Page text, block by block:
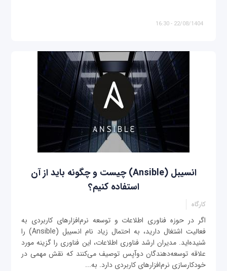
22/08/1404 - 16:30
انسیبل (Ansible) چیست و چگونه باید از آن
استفاده کنیم؟
کارگاه
اگر در حوزه فناوری اطلاعات و توسعه نرم‌افزارهای کاربردی به
فعالیت اشتغال دارید، به احتمال زیاد نام انسیبل (Ansible) را
شنیده‌اید. مدیران ارشد فناوری اطلاعات، این فناوری را گزینه مورد
علاقه توسعه‌دهندگان دوآپس توصیف می‌کنند که نقش مهمی در
خودکارسازی نرم‌افزارهای کاربردی دارد. به‌...